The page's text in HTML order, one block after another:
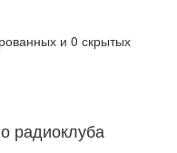
и 0 скрытых
радиоклуба